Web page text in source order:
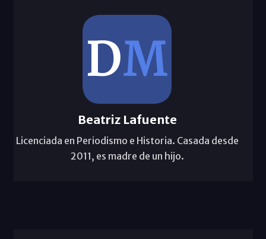
Beatriz Lafuente
Licenciada en Periodismo e Historia. Casada desde
2011, es madre de un hijo.